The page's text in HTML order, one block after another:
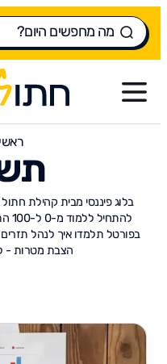
ראשי
בלוג פיננסי מבית קהילת
בפורטל תלמדו איך לנהל תזרים
הצבת מטרות -